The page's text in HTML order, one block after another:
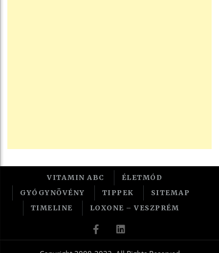
VITAMIN ABC
ÉLETMÓD
GYÓGYNÖVÉNY
TIPPEK
SITEMAP
TIMELINE
LOXONE – VESZPRÉM